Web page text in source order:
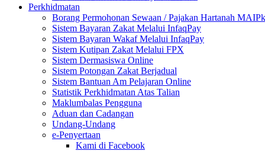
Perkhidmatan
Borang Permohonan Sewaan / Pajakan Hartanah MAIPk
Sistem Bayaran Zakat Melalui InfaqPay
Sistem Bayaran Wakaf Melalui InfaqPay
Sistem Kutipan Zakat Melalui FPX
Sistem Dermasiswa Online
Sistem Potongan Zakat Berjadual
Sistem Bantuan Am Pelajaran Online
Statistik Perkhidmatan Atas Talian
Maklumbalas Pengguna
Aduan dan Cadangan
Undang-Undang
e-Penyertaan
Kami di Facebook